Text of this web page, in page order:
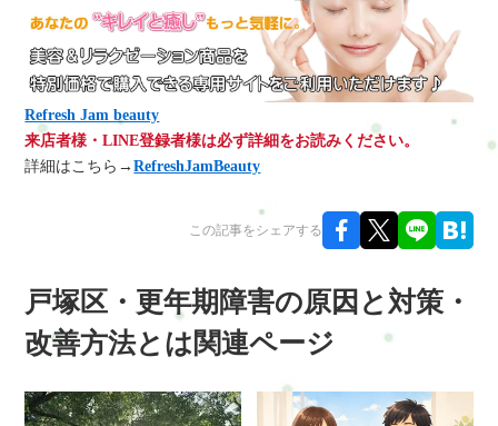
Refresh Jam beauty
来店者様・LINE登録者様は必ず詳細をお読みください。
詳細はこちら→RefreshJamBeauty
この記事をシェアする
戸塚区・更年期障害の原因と対策・
改善方法とは関連ページ